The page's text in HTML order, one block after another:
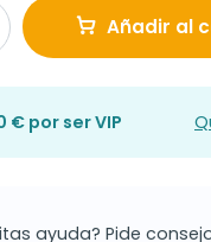
Añadir al
€ por ser VIP
ayuda? Pide